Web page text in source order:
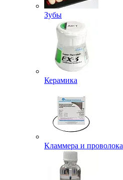
Зубы
Керамика
Кламмера и проволока